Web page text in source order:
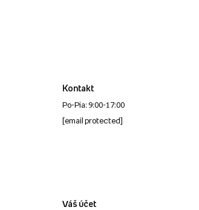
Kontakt
Po-Pia: 9:00-17:00
[email protected]
Váš účet